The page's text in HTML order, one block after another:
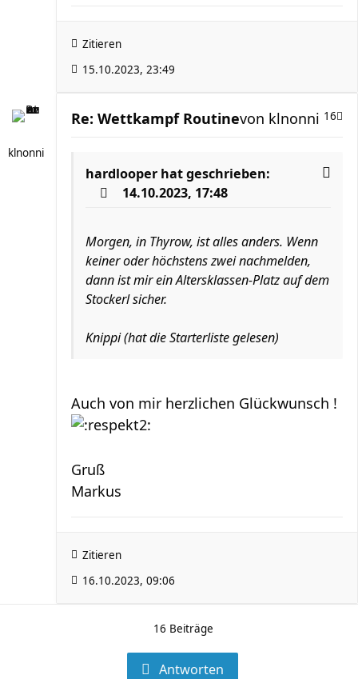
Zitieren
15.10.2023, 23:49
klnonni
Re: Wettkampf Routine 16
von klnonni
hardlooper hat geschrieben:
14.10.2023, 17:48
Morgen, in Thyrow, ist alles anders. Wenn
keiner oder höchstens zwei nachmelden,
dann ist mir ein Altersklassen-Platz auf dem
Stockerl sicher.
Knippi (hat die Starterliste gelesen)
Auch von mir herzlichen Glückwunsch !
Gruß
Markus
Zitieren
16.10.2023, 09:06
16 Beiträge
Antworten